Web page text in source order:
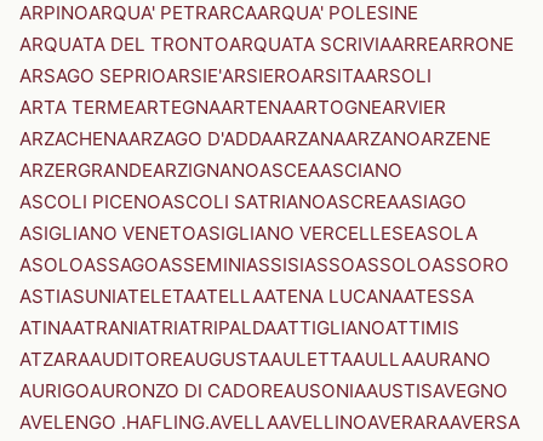
ARPINOARQUA' PETRARCAARQUA' POLESINE
ARQUATA DEL TRONTOARQUATA SCRIVIAARREARRONE
ARSAGO SEPRIOARSIE'ARSIEROARSITAARSOLI
ARTA TERMEARTEGNAARTENAARTOGNEARVIER
ARZACHENAARZAGO D'ADDAARZANAARZANOARZENE
ARZERGRANDEARZIGNANOASCEAASCIANO
ASCOLI PICENOASCOLI SATRIANOASCREAASIAGO
ASIGLIANO VENETOASIGLIANO VERCELLESEASOLA
ASOLOASSAGOASSEMINIASSISIASSOASSOLOASSORO
ASTIASUNIATELETAATELLAATENA LUCANAATESSA
ATINAATRANIATRIATRIPALDAATTIGLIANOATTIMIS
ATZARAAUDITOREAUGUSTAAULETTAAULLAAURANO
AURIGOAURONZO DI CADOREAUSONIAAUSTISAVEGNO
AVELENGO .HAFLING.AVELLAAVELLINOAVERARAAVERSA